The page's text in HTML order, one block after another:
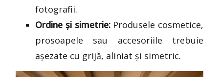
fotografii.
Ordine și simetrie:Produsele cosmetice,
prosoapele sau accesoriile trebuie
așezate cu grijă, aliniat și simetric.